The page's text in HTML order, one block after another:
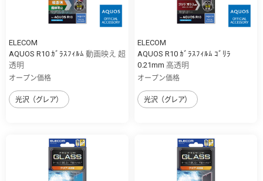
ELECOM
AQUOS R10 ｶﾞﾗｽﾌｨﾙﾑ 動画映え 超
透明
オープン価格
光沢（グレア）
ELECOM
AQUOS R10 ｶﾞﾗｽﾌｨﾙﾑ ｺﾞﾘﾗ
0.21mm 高透明
オープン価格
光沢（グレア）